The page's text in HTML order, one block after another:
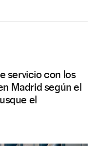
servicio con los
Madrid según el
el